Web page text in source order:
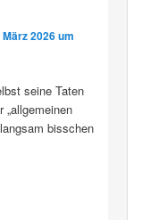
März 2026 um
seine Taten
bisschen